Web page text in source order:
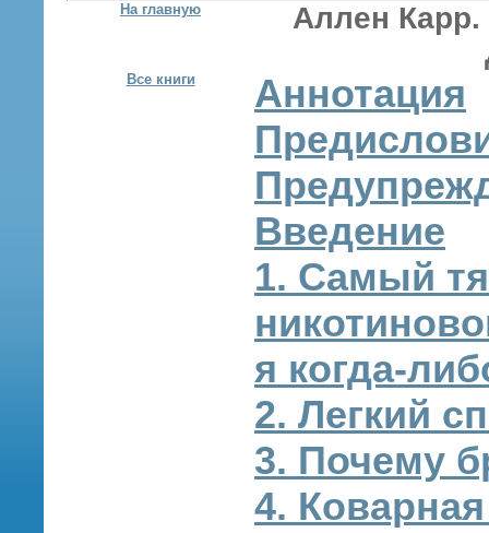
На главную Аллен Карр.
Все книги
Аннотация
Введение
1. Самый
я
2. Легкий
3. Почему
4.